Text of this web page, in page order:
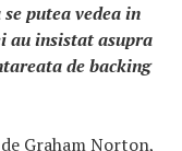
putea vedea in
au insistat asupra
de backing
Graham Norton,